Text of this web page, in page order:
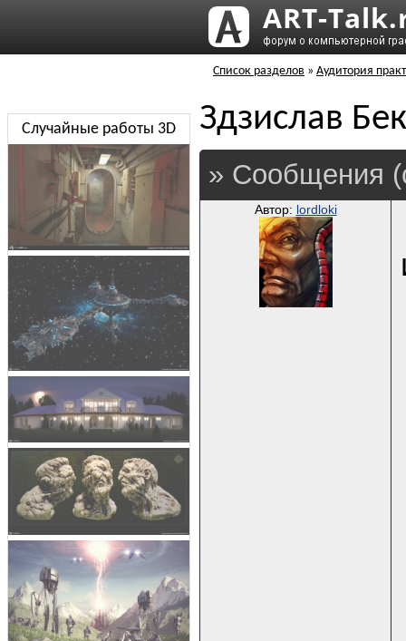
Список разделов » Аудитория
Здзислав
» Сообщения
Автор: lordloki
Случайные работы 3D